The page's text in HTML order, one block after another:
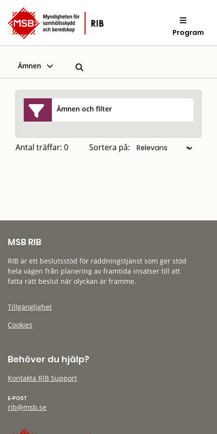
Program
Ämnen
Ämnen och filter
Antal träffar: 0 Sortera på:
MSB RIB
RIB är ett beslutsstöd för räddningstjänst som ger stöd
hela vägen från planering av framtida insatser till att
fatta rätt beslut när olyckan är framme.
Tillgänglighet
Cookies
Behöver du hjälp?
Kontakta RIB Support
E-POST
rib@msb.se